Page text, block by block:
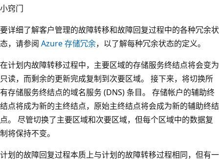
小窍门
要详细了解客户管理的故障转移和故障回复过程中的各种冗余状
态，请参阅 Azure 存储冗余，以了解每种冗余状态的定义。
在计划内故障转移过程中，主要区域的存储服务终结点将会变为
只读，而剩余的更新完成复制到次要区域。 接下来，将切换所
有存储服务终结点的域名服务 (DNS) 条目。 存储帐户的辅助终
结点将成为新的主终结点，原始主终结点将会成为新的辅助终结
点。 尽管切换了主要区域和次要区域，但每个区域中的数据复
制将保持不变。
计划的故障回复过程本质上与计划的故障转移过程相同，但有一